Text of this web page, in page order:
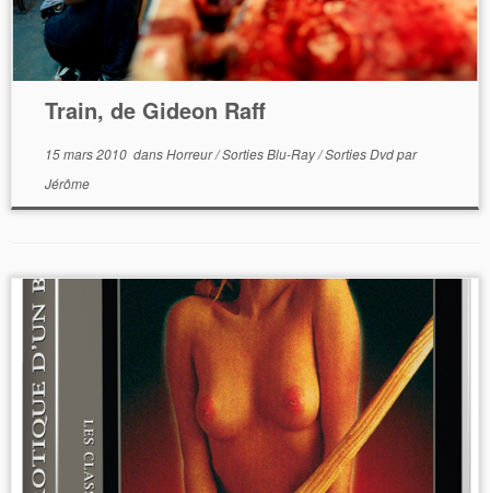
Train, de Gideon Raff
15 mars 2010dansHorreur/Sorties Blu-Ray/Sorties Dvdpar
Jérôme